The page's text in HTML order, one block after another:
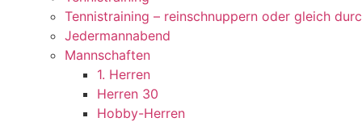
Tennistraining – reinschnuppern oder gleich
Jedermannabend
Mannschaften
1. Herren
Herren 30
Hobby-Herren